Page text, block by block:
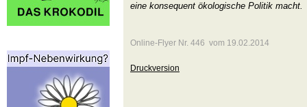
eine konsequent ökologische Politik macht.
Online-Flyer Nr. 446 vom 19.02.2014
Druckversion